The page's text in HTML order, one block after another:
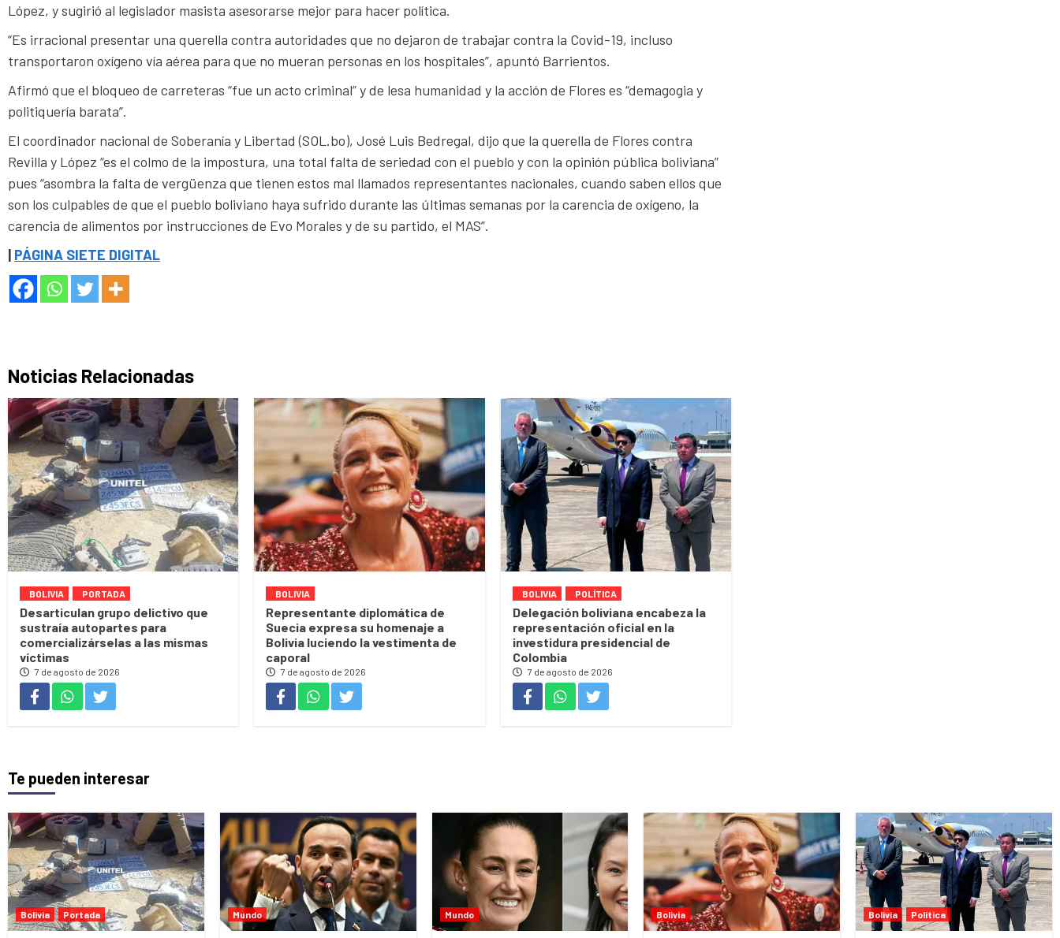
López, y sugirió al legislador masista asesorarse mejor para hacer política.
“Es irracional presentar una querella contra autoridades que no dejaron de trabajar contra la Covid-19, incluso
transportaron oxígeno vía aérea para que no mueran personas en los hospitales”, apuntó Barrientos.
Afirmó que el bloqueo de carreteras “fue un acto criminal” y de lesa humanidad y la acción de Flores es “demagogia y
politiquería barata”.
El coordinador nacional de Soberanía y Libertad (SOL.bo), José Luis Bedregal, dijo que la querella de Flores contra
Revilla y López “es el colmo de la impostura, una total falta de seriedad con el pueblo y con la opinión pública boliviana”
pues “asombra la falta de vergüenza que tienen estos mal llamados representantes nacionales, cuando saben ellos que
son los culpables de que el pueblo boliviano haya sufrido durante las últimas semanas por la carencia de oxígeno, la
carencia de alimentos por instrucciones de Evo Morales y de su partido, el MAS”.
| PÁGINA SIETE DIGITAL
Noticias Relacionadas
BOLIVIA PORTADA
Desarticulan grupo delictivo que
sustraía autopartes para
comercializárselas a las mismas
víctimas
7 de agosto de 2026
BOLIVIA
Representante diplomática de
Suecia expresa su homenaje a
Bolivia luciendo la vestimenta de
caporal
7 de agosto de 2026
BOLIVIA POLÍTICA
Delegación boliviana encabeza la
representación oficial en la
investidura presidencial de
Colombia
7 de agosto de 2026
Te pueden interesar
Bolivia Portada Mundo Mundo Bolivia Bolivia Política